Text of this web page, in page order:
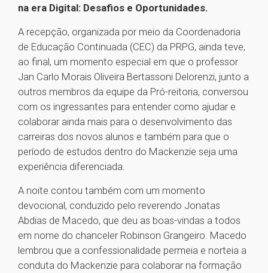
na era Digital: Desafios e Oportunidades.
A recepção, organizada por meio da Coordenadoria
de Educação Continuada (CEC) da PRPG, ainda teve,
ao final, um momento especial em que o professor
Jan Carlo Morais Oliveira Bertassoni Delorenzi, junto a
outros membros da equipe da Pró-reitoria, conversou
com os ingressantes para entender como ajudar e
colaborar ainda mais para o desenvolvimento das
carreiras dos novos alunos e também para que o
período de estudos dentro do Mackenzie seja uma
experiência diferenciada.
A noite contou também com um momento
devocional, conduzido pelo reverendo Jonatas
Abdias de Macedo, que deu as boas-vindas a todos
em nome do chanceler Robinson Grangeiro. Macedo
lembrou que a confessionalidade permeia e norteia a
conduta do Mackenzie para colaborar na formação